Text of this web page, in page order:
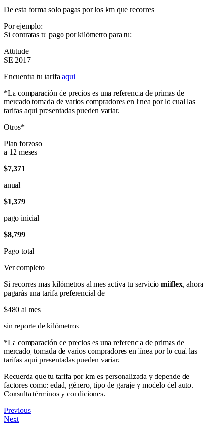
De esta forma solo pagas por los km que recorres.
Por ejemplo:
Si contratas tu pago por kilómetro para tu:
Attitude
SE 2017
Encuentra tu tarifa aqui
*La comparación de precios es una referencia de primas de
mercado,tomada de varios compradores en línea por lo cual las
tarifas aqui presentadas pueden variar.
Otros*
Plan forzoso
a 12 meses
$7,371
anual
$1,379
pago inicial
$8,799
Pago total
Ver completo
Si recorres más kilómetros al mes activa tu servicio miiflex, ahora
pagarás una tarifa preferencial de
$480 al mes
sin reporte de kilómetros
*La comparación de precios es una referencia de primas de
mercado, tomada de varios compradores en línea por lo cual las
tarifas aqui presentadas pueden variar.
Recuerda que tu tarifa por km es personalizada y depende de
factores como: edad, género, tipo de garaje y modelo del auto.
Consulta términos y condiciones.
Previous
Next